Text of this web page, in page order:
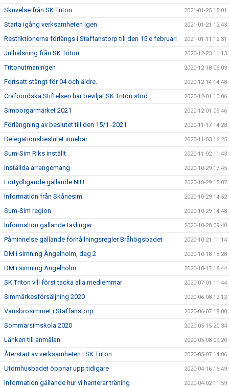
Skrivelse från SK Triton 2021-01-25 15:01
Starta igång verksamheten igen 2021-01-21 12:43
Restriktionerna förlängs i Staffanstorp till den 15:e februari 2021-01-11 12:31
Julhälsning från SK Triton 2020-12-23 11:13
Tritonutmaningen 2020-12-18 06:09
Fortsatt stängt för 04 och äldre. 2020-12-14 14:48
Crafoordska Stiftelsen har beviljat SK Triton stöd. 2020-12-01 10:06
Simborgarmärket 2021 2020-12-01 09:46
Förlängning av beslutet till den 15/1 -2021 2020-11-17 14:28
Delegationsbeslutet innebär 2020-11-03 16:25
Sum-Sim Riks inställt 2020-11-02 11:43
Inställda arrangemang 2020-10-29 17:45
Förtydligande gällande NIU 2020-10-29 15:07
Information från Skånesim 2020-10-29 14:52
Sum-Sim region 2020-10-29 14:48
Information gällande tävlingar 2020-10-28 09:40
Påminnelse gällande förhållningsregler Bråhögsbadet 2020-10-21 11:14
DM i simning Ängelholm, dag 2 2020-10-18 18:28
DM i simning Ängelholm 2020-10-17 18:44
SK Triton vill först tacka alla medlemmar 2020-07-01 11:44
Simmärkesförsäljning 2020 2020-06-08 12:12
Vansbrosimmet i Staffanstorp 2020-06-07 18:00
Sommarsimskola 2020 2020-05-15 20:34
Länken till anmälan 2020-05-08 09:20
Återstart av verksamheten i SK Triton 2020-05-07 14:06
Utomhusbadet öppnar upp tidigare 2020-04-16 16:49
Information gällande hur vi hanterar träning 2020-04-02 11:59